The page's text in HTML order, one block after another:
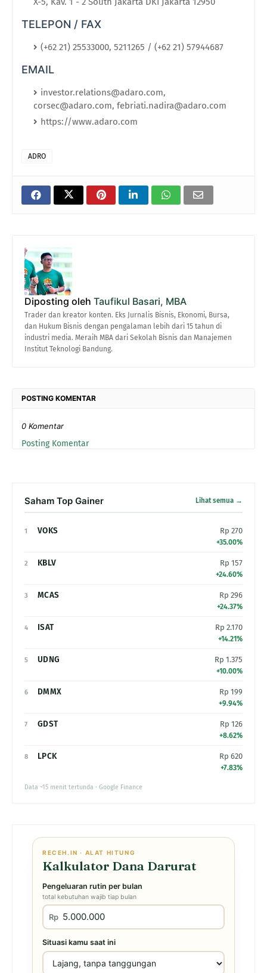
TELEPON / FAX
(+62 21) 25533000, 5211265 / (+62 21) 57944687
EMAIL
investor.relations@adaro.com,
corsec@adaro.com, febriati.nadira@adaro.com
https://www.adaro.com
ADRO
Diposting oleh Taufikul Basari, MBA
Trader dan kreator konten. Eks Jurnalis Bisnis, Ekonomi, Bursa,
dan Hukum Bisnis dengan pengalaman lebih dari 15 tahun di
industri media. Meraih MBA dari Sekolah Bisnis dan Manajemen
Institut Teknologi Bandung.
POSTING KOMENTAR
0 Komentar
Posting Komentar
Saham Top Gainer Lihat semua →
1 VOKS Rp 270
+35.00%
2 KBLV Rp 157
+24.60%
3 MCAS Rp 296
+24.37%
4 ISAT Rp 2.170
+14.21%
5 UDNG Rp 1.375
+10.00%
6 DMMX Rp 199
+9.94%
7 GDST Rp 126
+8.62%
8 LPCK Rp 620
+7.83%
Data ~15 menit tertunda · Google Finance
RECEH.IN · ALAT HITUNG
Kalkulator Dana Darurat
Pengeluaran rutin per bulan
total kebutuhan wajib tiap bulan
Rp
Situasi kamu saat ini